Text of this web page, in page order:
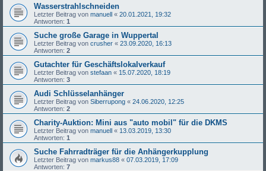
Wasserstrahlschneiden
Letzter Beitrag von manuell « 20.01.2021, 19:32
Antworten: 1
Suche große Garage in Wuppertal
Letzter Beitrag von crusher « 23.09.2020, 16:13
Antworten: 2
Gutachter für Geschäftslokalverkauf
Letzter Beitrag von stefaan « 15.07.2020, 18:19
Antworten: 3
Audi Schlüsselanhänger
Letzter Beitrag von Siberrupong « 24.06.2020, 12:25
Antworten: 2
Charity-Auktion: Mini aus "auto mobil" für die DKMS
Letzter Beitrag von manuell « 13.03.2019, 13:30
Antworten: 1
Suche Fahrradträger für die Anhängerkupplung
Letzter Beitrag von markus88 « 07.03.2019, 17:09
Antworten: 7